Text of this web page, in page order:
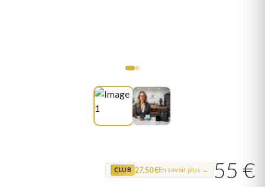
CLUB 27,50 €En savoir plus → 55 €